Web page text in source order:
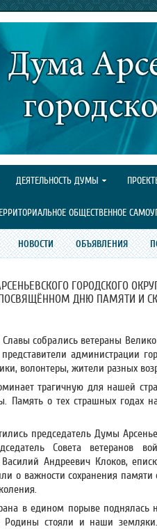
ДЕЯТЕЛЬНОСТЬ ДУМЫ
ОБЩЕСТВЕННОЕ
НОВОСТИ ОБЪЯВЛЕНИЯ
ГОРОДСКОГО
ДНЮ ПАМЯТИ И
собрались ветераны
администрации
волонтеры, жители разных
трагичную для нашей
Память о тех страшных годах
председатель Думы
Совета ветеранов
Василий Андреевич Клоков,
о важности сохранения памяти
в едином порыве поднялась
Родины стояли и наши